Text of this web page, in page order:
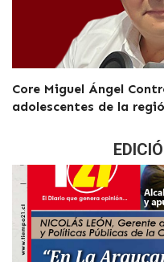
Core Miguel Ángel
adolescentes de la